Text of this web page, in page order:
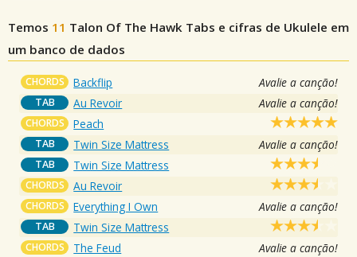
Temos 11 Talon Of The Hawk Tabs e cifras de Ukulele em
um banco de dados
CHORDS Backflip Avalie a canção!
TAB Au Revoir Avalie a canção!
CHORDS Peach
TAB Twin Size Mattress Avalie a canção!
TAB Twin Size Mattress
CHORDS Au Revoir
CHORDS Everything I Own Avalie a canção!
TAB Twin Size Mattress
CHORDS The Feud Avalie a canção!